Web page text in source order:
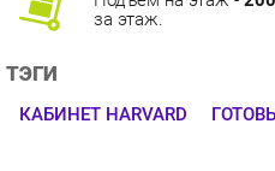
ТЭГИ
ОПИСАНИЕ